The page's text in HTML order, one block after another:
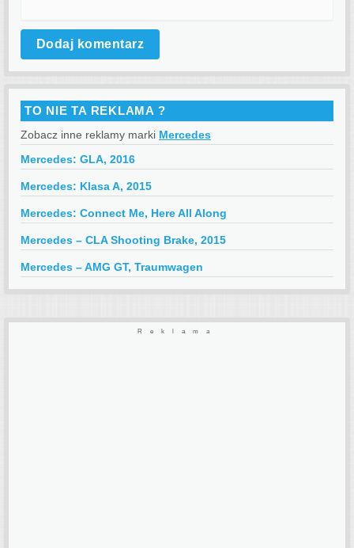
TO NIE TA REKLAMA ?
Zobacz inne reklamy marki Mercedes
Mercedes: GLA, 2016
Mercedes: Klasa A, 2015
Mercedes: Connect Me, Here All Along
Mercedes – CLA Shooting Brake, 2015
Mercedes – AMG GT, Traumwagen
Reklama